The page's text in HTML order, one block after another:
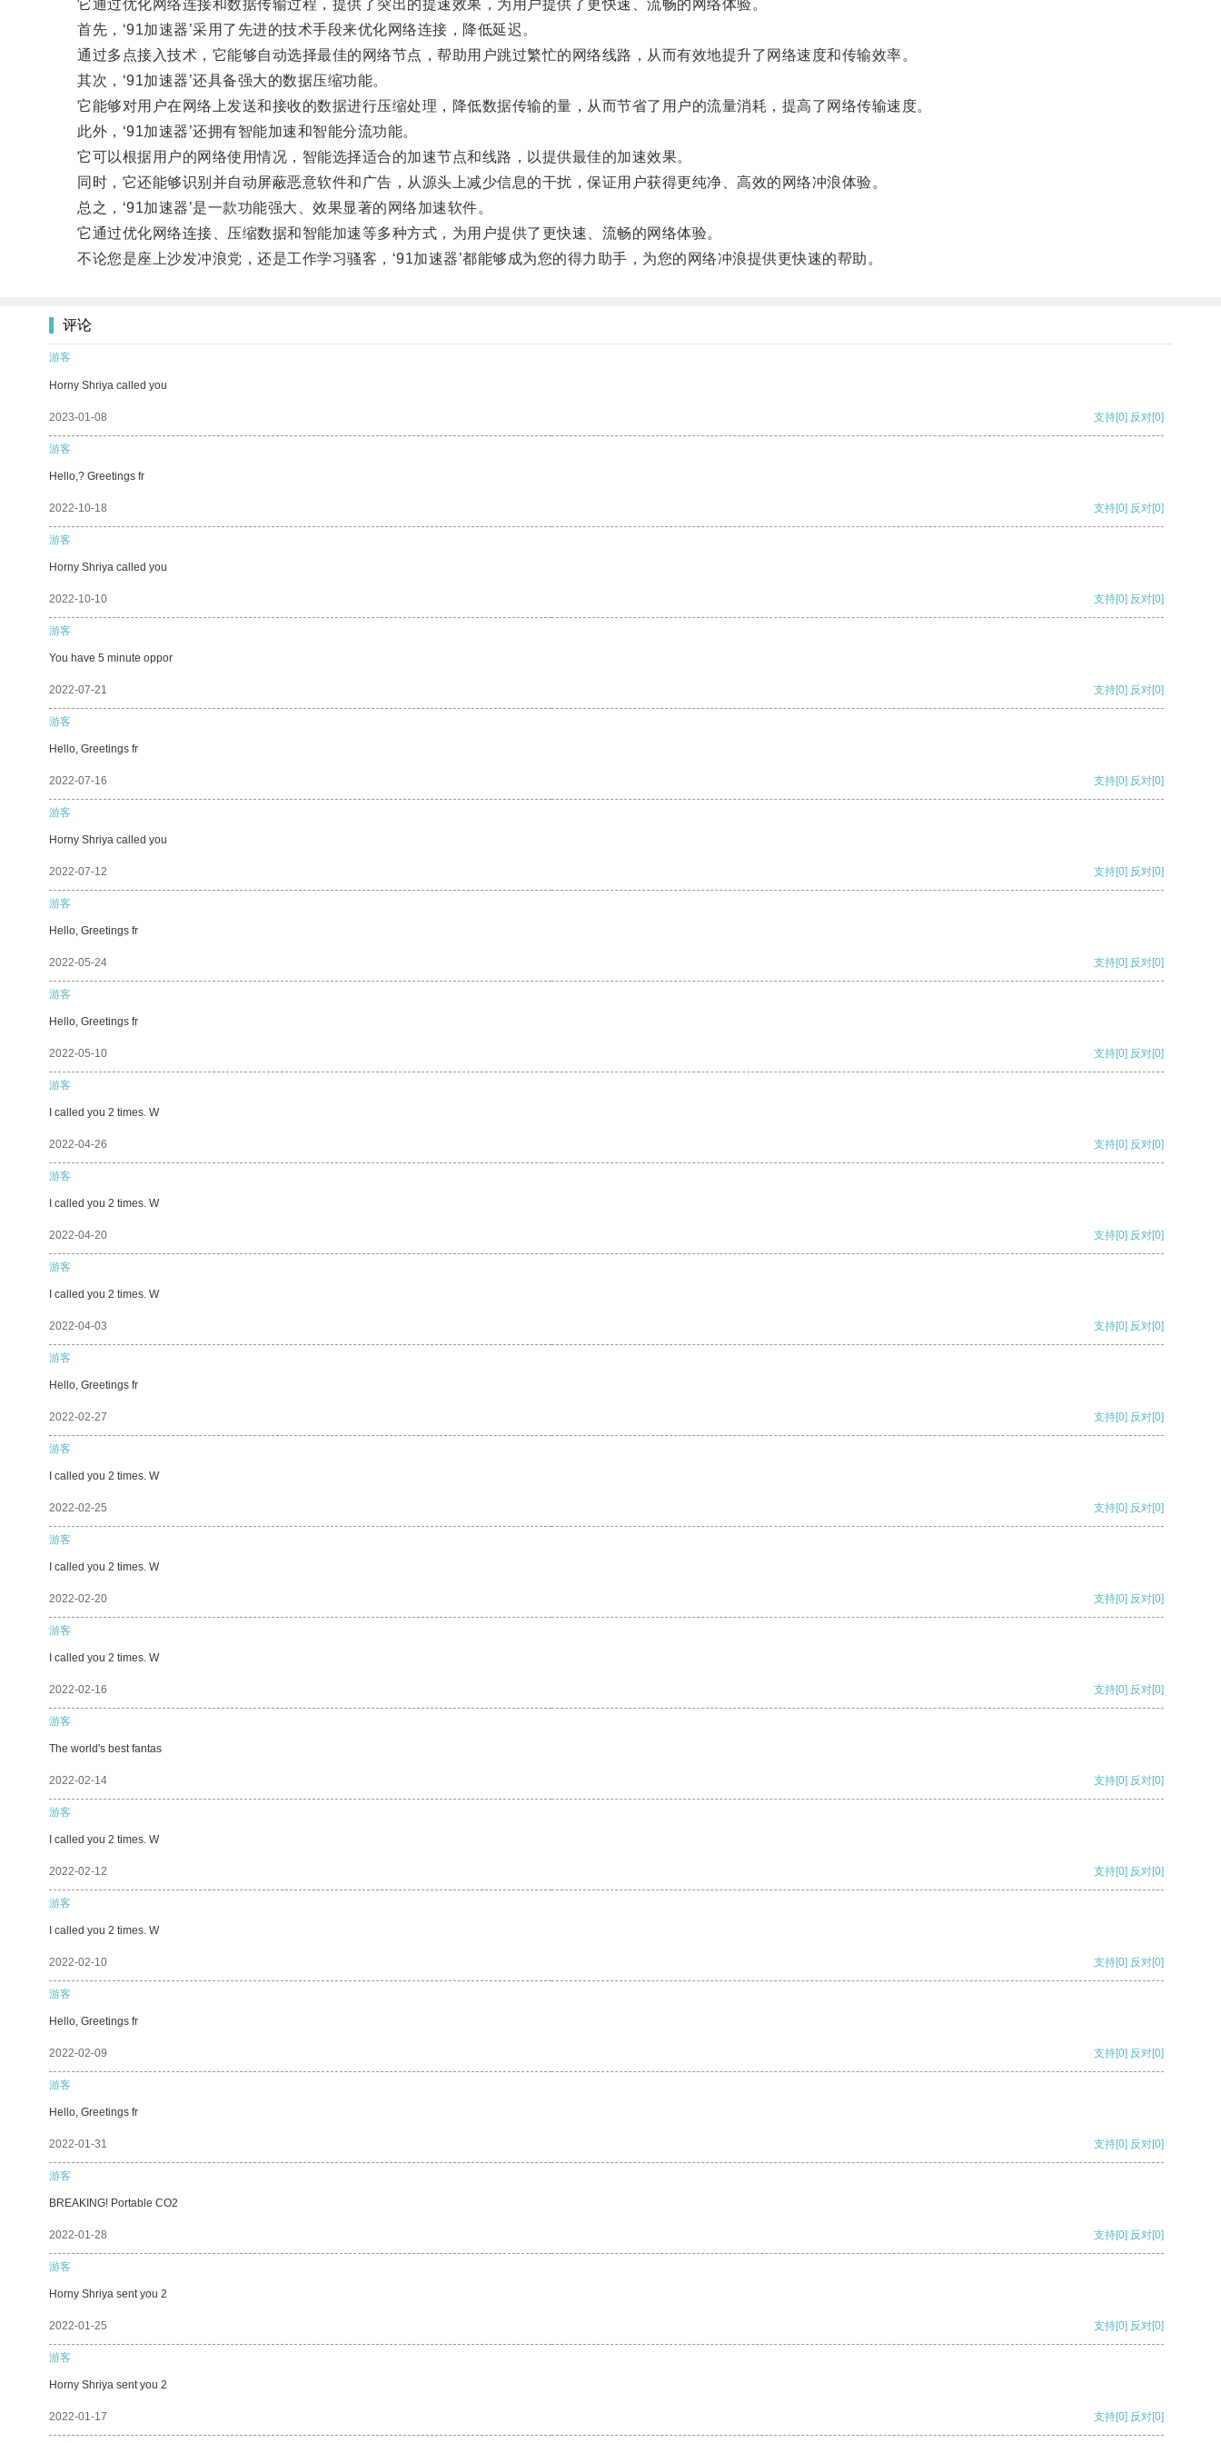
它通过优化网络连接和数据传输过程，提供了突出的提速效果，为用户提供了更快速、流畅的网络体验。
首先，‘91加速器’采用了先进的技术手段来优化网络连接，降低延迟。
通过多点接入技术，它能够自动选择最佳的网络节点，帮助用户跳过繁忙的网络线路，从而有效地提升了网络速度和传输效率。
其次，‘91加速器’还具备强大的数据压缩功能。
它能够对用户在网络上发送和接收的数据进行压缩处理，降低数据传输的量，从而节省了用户的流量消耗，提高了网络传输速度。
此外，‘91加速器’还拥有智能加速和智能分流功能。
它可以根据用户的网络使用情况，智能选择适合的加速节点和线路，以提供最佳的加速效果。
同时，它还能够识别并自动屏蔽恶意软件和广告，从源头上减少信息的干扰，保证用户获得更纯净、高效的网络冲浪体验。
总之，‘91加速器’是一款功能强大、效果显著的网络加速软件。
它通过优化网络连接、压缩数据和智能加速等多种方式，为用户提供了更快速、流畅的网络体验。
不论您是座上沙发冲浪党，还是工作学习骚客，‘91加速器’都能够成为您的得力助手，为您的网络冲浪提供更快速的帮助。
评论
游客
Horny Shriya called you
2023-01-08 支持[0] 反对[0]
游客
Hello,? Greetings fr
2022-10-18 支持[0] 反对[0]
游客
Horny Shriya called you
2022-10-10 支持[0] 反对[0]
游客
You have 5 minute oppor
2022-07-21 支持[0] 反对[0]
游客
Hello, Greetings fr
2022-07-16 支持[0] 反对[0]
游客
Horny Shriya called you
2022-07-12 支持[0] 反对[0]
游客
Hello, Greetings fr
2022-05-24 支持[0] 反对[0]
游客
Hello, Greetings fr
2022-05-10 支持[0] 反对[0]
游客
I called you 2 times. W
2022-04-26 支持[0] 反对[0]
游客
I called you 2 times. W
2022-04-20 支持[0] 反对[0]
游客
I called you 2 times. W
2022-04-03 支持[0] 反对[0]
游客
Hello, Greetings fr
2022-02-27 支持[0] 反对[0]
游客
I called you 2 times. W
2022-02-25 支持[0] 反对[0]
游客
I called you 2 times. W
2022-02-20 支持[0] 反对[0]
游客
I called you 2 times. W
2022-02-16 支持[0] 反对[0]
游客
The world's best fantas
2022-02-14 支持[0] 反对[0]
游客
I called you 2 times. W
2022-02-12 支持[0] 反对[0]
游客
I called you 2 times. W
2022-02-10 支持[0] 反对[0]
游客
Hello, Greetings fr
2022-02-09 支持[0] 反对[0]
游客
Hello, Greetings fr
2022-01-31 支持[0] 反对[0]
游客
BREAKING! Portable CO2
2022-01-28 支持[0] 反对[0]
游客
Horny Shriya sent you 2
2022-01-25 支持[0] 反对[0]
游客
Horny Shriya sent you 2
2022-01-17 支持[0] 反对[0]